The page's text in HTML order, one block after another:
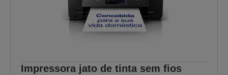
Impressora jato de tinta sem fios